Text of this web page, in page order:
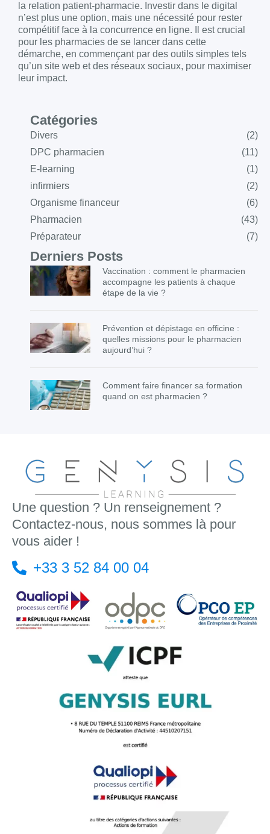
la relation patient-pharmacie. Investir dans le digital
n’est plus une option, mais une nécessité pour rester
compétitif face à la concurrence en ligne. Il est crucial
pour les pharmacies de se lancer dans cette
démarche, en commençant par des outils simples tels
qu’un site web et des réseaux sociaux, pour maximiser
leur impact.
Catégories
Divers
(2)
DPC pharmacien
(11)
E-learning
(1)
infirmiers
(2)
Organisme financeur
(6)
Pharmacien
(43)
Préparateur
(7)
Derniers Posts
Vaccination : comment le pharmacien
accompagne les patients à chaque
étape de la vie ?
Prévention et dépistage en officine :
quelles missions pour le pharmacien
aujourd’hui ?
Comment faire financer sa formation
quand on est pharmacien ?
Une question ? Un renseignement ?
Contactez-nous, nous sommes là pour
vous aider !
+33 3 52 84 00 04